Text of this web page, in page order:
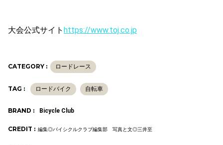
大会公式サイト https://www.toj.co.jp
CATEGORY : ロードレース
TAG : ロードバイク 自転車
BRAND : Bicycle Club
CREDIT : 編集◎バイシクルクラブ編集部 写真と文◎三井至